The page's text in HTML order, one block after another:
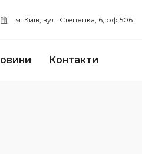
м. Київ, вул. Стеценка, 6, оф.506
Контакти